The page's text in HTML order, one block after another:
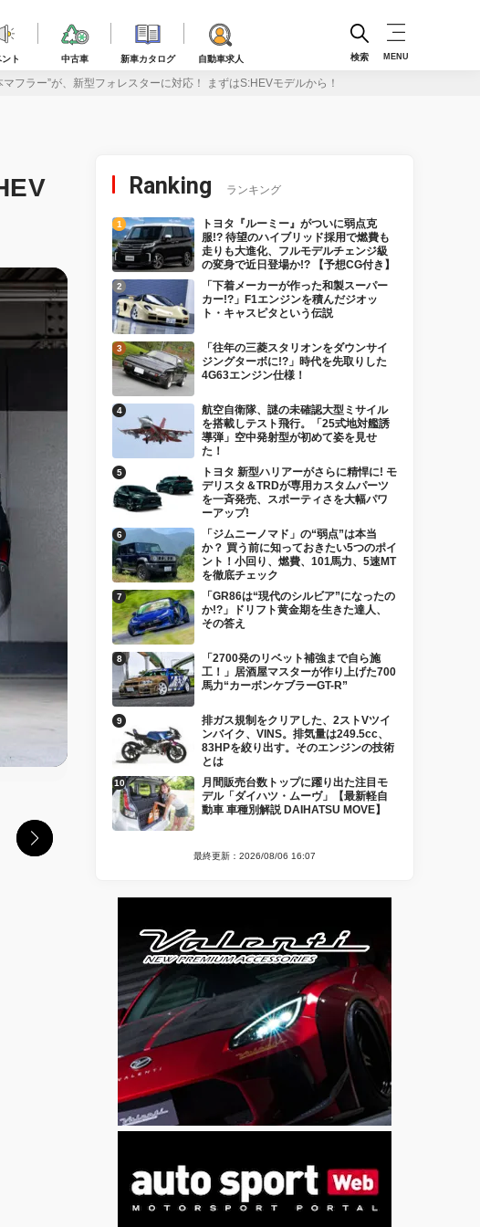
ト 中古車 新車カタログ 自動車求人 検索 MENU
マフラー”が、新型フォレスターに対応！ まずはS:HEVモデルから！
Ranking ランキング
トヨタ『ルーミー』がついに弱点克
服!? 待望のハイブリッド採用で燃費も
走りも大進化、フルモデルチェンジ級
の変身で近日登場か!? 【予想CG付き】
「下着メーカーが作った和製スーパー
カー!?」F1エンジンを積んだジオッ
ト・キャスピタという伝説
「往年の三菱スタリオンをダウンサイ
ジングターボに!?」時代を先取りした
4G63エンジン仕様！
航空自衛隊、謎の未確認大型ミサイル
を搭載しテスト飛行。「25式地対艦誘
導弾」空中発射型が初めて姿を見せ
た！
トヨタ 新型ハリアーがさらに精悍に! モ
デリスタ＆TRDが専用カスタムパーツ
を一斉発売、スポーティさを大幅パワ
ーアップ!
「ジムニーノマド」の“弱点”は本当
か？ 買う前に知っておきたい5つのポイ
ント！小回り、燃費、101馬力、5速MT
を徹底チェック
「GR86は“現代のシルビア”になったの
か!?」ドリフト黄金期を生きた達人、
その答え
「2700発のリベット補強まで自ら施
工！」居酒屋マスターが作り上げた700
馬力“カーボンケブラーGT-R”
排ガス規制をクリアした、2ストVツイ
ンバイク、VINS。排気量は249.5cc、
83HPを絞り出す。そのエンジンの技術
とは
月間販売台数トップに躍り出た注目モ
デル「ダイハツ・ムーヴ」【最新軽自
動車 車種別解説 DAIHATSU MOVE】
最終更新：2026/08/06 16:07